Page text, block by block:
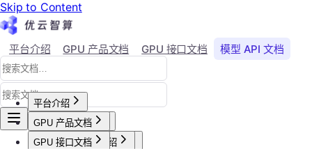
Skip to Content
平台介绍 GPU 产品文档 GPU 接口文档
模型 API 文档
Agent 社区
平台介绍
平台概述
平台介绍
用户等级与推荐
GPU 产品文档
GPU产品介绍
GPU 接口文档